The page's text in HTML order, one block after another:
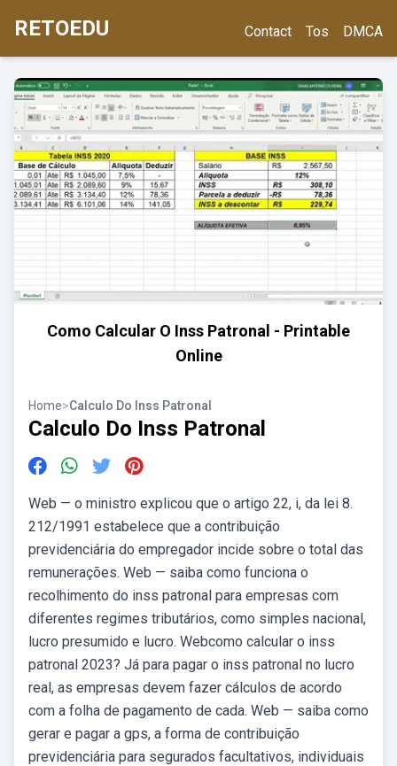
RETOEDU Contact Tos DMCA
Como Calcular O Inss Patronal - Printable
Online
Home>Calculo Do Inss Patronal
Calculo Do Inss Patronal
Web — o ministro explicou que o artigo 22, i, da lei 8.
212/1991 estabelece que a contribuição
previdenciária do empregador incide sobre o total das
remunerações. Web — saiba como funciona o
recolhimento do inss patronal para empresas com
diferentes regimes tributários, como simples nacional,
lucro presumido e lucro. Webcomo calcular o inss
patronal 2023? Já para pagar o inss patronal no lucro
real, as empresas devem fazer cálculos de acordo
com a folha de pagamento de cada. Web — saiba como
gerar e pagar a gps, a forma de contribuição
previdenciária para segurados facultativos, individuais